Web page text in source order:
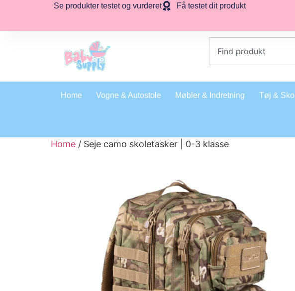
Se produkter testet og vurderet Få testet dit produkt
Home Vogne & Autostole Møbler & Indretning Tøj & Sko
Home / Seje camo skoletasker | 0-3 klasse